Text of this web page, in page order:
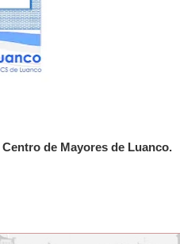
Centro de Mayores de Luanco.